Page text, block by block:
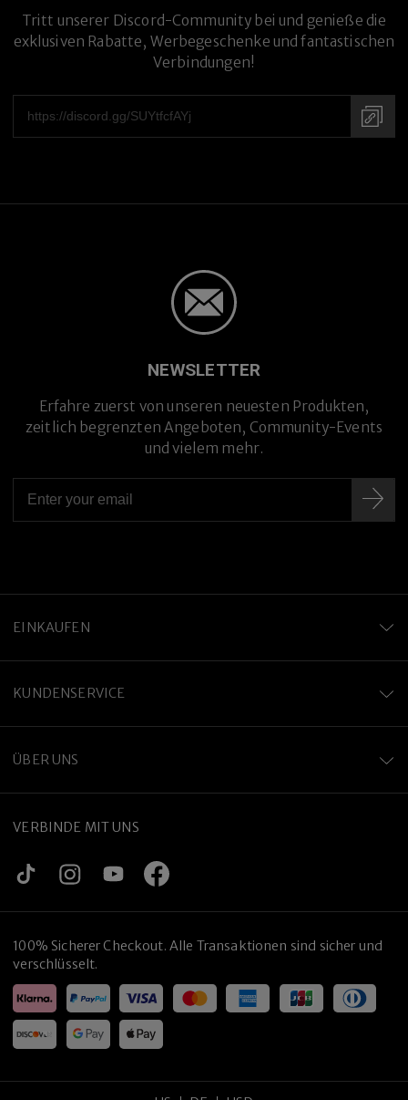
Tritt unserer Discord-Community bei und genieße die
exklusiven Rabatte, Werbegeschenke und fantastischen
Verbindungen!
NEWSLETTER
Erfahre zuerst von unseren neuesten Produkten,
zeitlich begrenzten Angeboten, Community-Events
und vielem mehr.
EINKAUFEN
KUNDENSERVICE
ÜBER UNS
VERBINDE MIT UNS
100% Sicherer Checkout. Alle Transaktionen sind sicher und
verschlüsselt.